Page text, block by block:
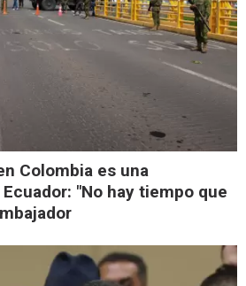
Colombia es una
"No hay tiempo que